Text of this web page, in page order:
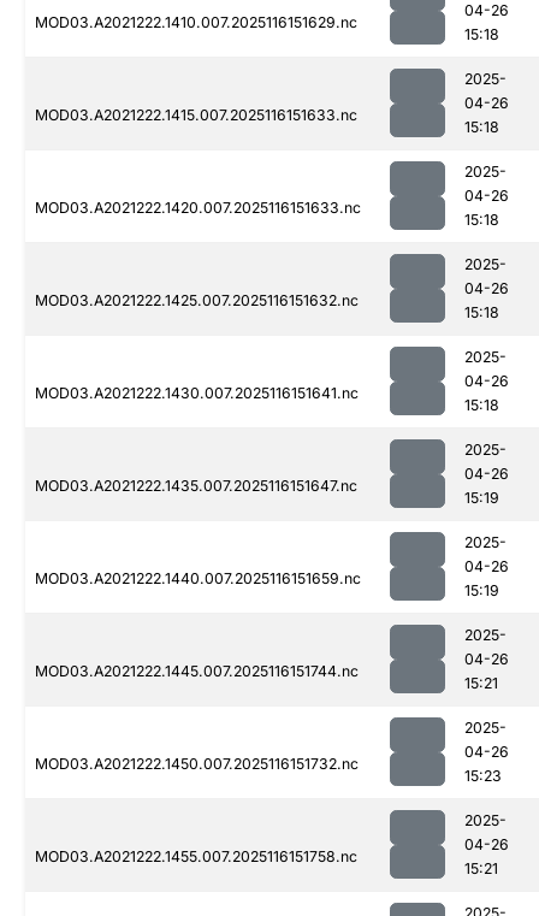
MOD03.A2021222.1410.007.2025116151629.nc
04-26
15:18
MOD03.A2021222.1415.007.2025116151633.nc
2025-
04-26
15:18
MOD03.A2021222.1420.007.2025116151633.nc
2025-
04-26
15:18
MOD03.A2021222.1425.007.2025116151632.nc
2025-
04-26
15:18
MOD03.A2021222.1430.007.2025116151641.nc
2025-
04-26
15:18
MOD03.A2021222.1435.007.2025116151647.nc
2025-
04-26
15:19
MOD03.A2021222.1440.007.2025116151659.nc
2025-
04-26
15:19
MOD03.A2021222.1445.007.2025116151744.nc
2025-
04-26
15:21
MOD03.A2021222.1450.007.2025116151732.nc
2025-
04-26
15:23
MOD03.A2021222.1455.007.2025116151758.nc
2025-
04-26
15:21